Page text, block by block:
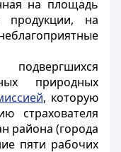
на площадь
продукции, на
природных
, которую
страхователя
района (города
пяти рабочих